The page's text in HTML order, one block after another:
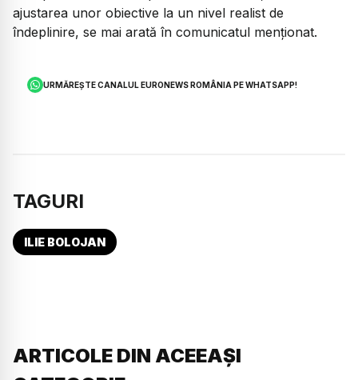
ajustarea unor obiective la un nivel realist de
îndeplinire, se mai arată în comunicatul menționat.
URMĂREȘTE CANALUL EURONEWS ROMÂNIA PE WHATSAPP!
TAGURI
ILIE BOLOJAN
ARTICOLE DIN ACEEAȘI